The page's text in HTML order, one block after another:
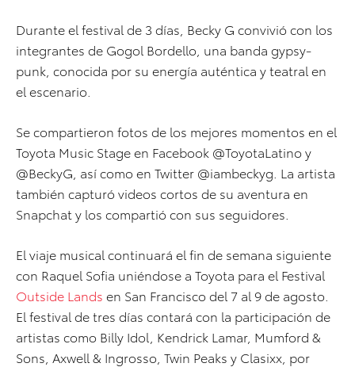
Durante el festival de 3 días, Becky G convivió con los
integrantes de Gogol Bordello, una banda gypsy-
punk, conocida por su energía auténtica y teatral en
el escenario.
Se compartieron fotos de los mejores momentos en el
Toyota Music Stage en Facebook @ToyotaLatino y
@BeckyG, así como en Twitter @iambeckyg. La artista
también capturó videos cortos de su aventura en
Snapchat y los compartió con sus seguidores.
El viaje musical continuará el fin de semana siguiente
con Raquel Sofia uniéndose a Toyota para el Festival
Outside Lands en San Francisco del 7 al 9 de agosto.
El festival de tres días contará con la participación de
artistas como Billy Idol, Kendrick Lamar, Mumford &
Sons, Axwell & Ingrosso, Twin Peaks y Clasixx, por